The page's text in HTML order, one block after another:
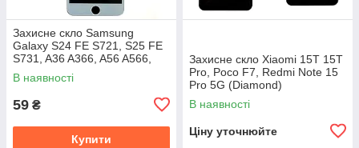
Захисне скло Samsung
Galaxy S24 FE S721, S25 FE
S731, A36 A366, A56 A566,
M56 M566 (Full Glue)
В наявності
59 ₴
Купити
Захисне скло Xiaomi 15T 15T
Pro, Poco F7, Redmi Note 15
Pro 5G (Diamond)
В наявності
Ціну уточнюйте